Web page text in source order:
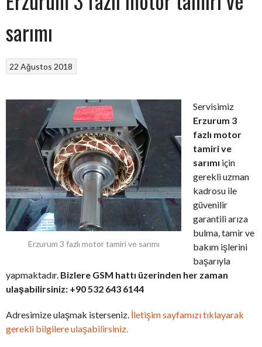
sarımı
22 Ağustos 2018
Erzurum 3 fazlı motor tamiri ve sarımı
Servisimiz
Erzurum 3
fazlı motor
tamiri ve
sarımı için
gerekli uzman
kadrosu ile
güvenilir
garantili arıza
bulma, tamir ve
bakım işlerini
başarıyla
yapmaktadır. Bizlere GSM hattı üzerinden her zaman
ulaşabilirsiniz: +90 532 643 6144
Adresimize ulaşmak isterseniz. İletişim sayfamızı tıklayarak
gerekli bilgilere ulaşabilirsiniz.